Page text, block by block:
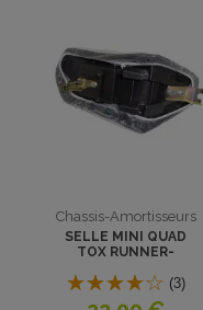
Chassis-Amortisseurs
SELLE MINI QUAD
TOX RUNNER-
PYTHON
(3)